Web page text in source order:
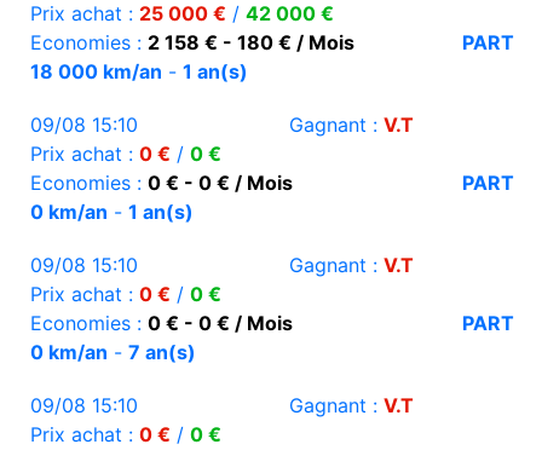
Prix achat : 25 000 € / 42 000 €
Economies : 2 158 € - 180 € / Mois
PART
18 000 km/an - 1 an(s)
09/08 15:10 Gagnant : V.T
Prix achat : 0 € / 0 €
Economies : 0 € - 0 € / Mois
PART
0 km/an - 1 an(s)
09/08 15:10 Gagnant : V.T
Prix achat : 0 € / 0 €
Economies : 0 € - 0 € / Mois
PART
0 km/an - 7 an(s)
09/08 15:10 Gagnant : V.T
Prix achat : 0 € / 0 €